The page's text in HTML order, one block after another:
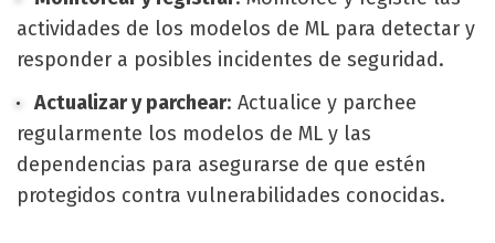
actividades de los modelos de ML para detectar y
responder a posibles incidentes de seguridad.
Actualizar y parchear: Actualice y parchee
regularmente los modelos de ML y las
dependencias para asegurarse de que estén
protegidos contra vulnerabilidades conocidas.